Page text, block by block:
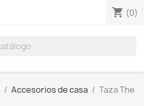
shopping_cart (0)
Accesorios de casa
Taza The